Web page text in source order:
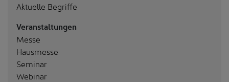
Aktuelle Begriffe
Veranstaltungen
Messe
Hausmesse
Seminar
Webinar